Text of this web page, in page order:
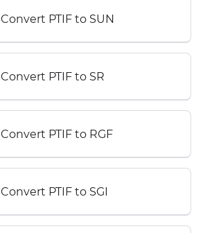
Convert PTIF to SUN
Convert PTIF to SR
Convert PTIF to RGF
Convert PTIF to SGI